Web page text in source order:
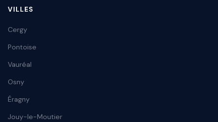
VILLES
Cergy
Pontoise
Vauréal
Osny
Éragny
Jouy-le-Moutier